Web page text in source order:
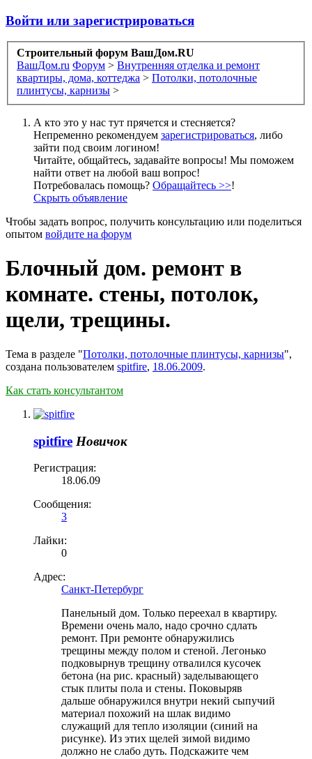
Войти или зарегистрироваться
Строительный форум ВашДом.RU
ВашДом.ru Форум > Внутренняя отделка и ремонт
квартиры, дома, коттеджа > Потолки, потолочные
плинтусы, карнизы >
А кто это у нас тут прячется и стесняется?
Непременно рекомендуем зарегистрироваться, либо
зайти под своим логином!
Читайте, общайтесь, задавайте вопросы! Мы поможем
найти ответ на любой ваш вопрос!
Потребовалась помощь? Обращайтесь >>!
Скрыть объявление
Чтобы задать вопрос, получить консультацию или поделиться
опытом войдите на форум
Блочный дом. ремонт в
комнате. стены, потолок,
щели, трещины.
Тема в разделе "Потолки, потолочные плинтусы, карнизы",
создана пользователем spitfire, 18.06.2009.
Как стать консультантом
spitfire Новичок
Регистрация:
18.06.09
Сообщения:
3
Лайки:
0
Адрес:
Санкт-Петербург
Панельный дом. Только переехал в квартиру.
Времени очень мало, надо срочно сдлать
ремонт. При ремонте обнаружились
трещины между полом и стеной. Легонько
подковырнув трещину отвалился кусочек
бетона (на рис. красный) заделывающего
стык плиты пола и стены. Поковыряв
дальше обнаружился внутри некий сыпучий
материал похожий на шлак видимо
служащий для тепло изоляции (синий на
рисунке). Из этих щелей зимой видимо
должно не слабо дуть. Подскажите чем